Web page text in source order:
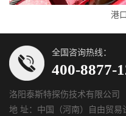
港
全国咨询热线：
400-8877-
洛阳泰斯特探伤技术有限公司
地 址：中国（河南）自由贸易